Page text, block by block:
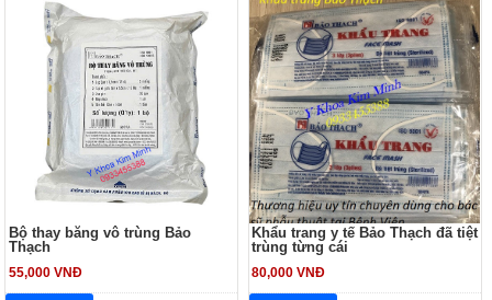
Bộ thay băng vô trùng Bảo
Thạch
55,000 VNĐ
Khẩu trang y tế Bảo Thạch đã tiệt
trùng từng cái
80,000 VNĐ